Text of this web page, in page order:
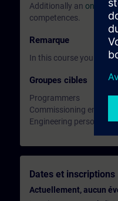
Additionally an online
competences.
Remarque
In this course you will
Groupes cibles
Programmers
Commissioning engineers
Engineering personnel
Dates et inscriptions
Actuellement, aucun